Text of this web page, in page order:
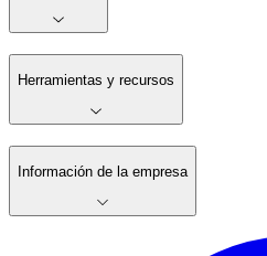
Herramientas y recursos
Información de la empresa